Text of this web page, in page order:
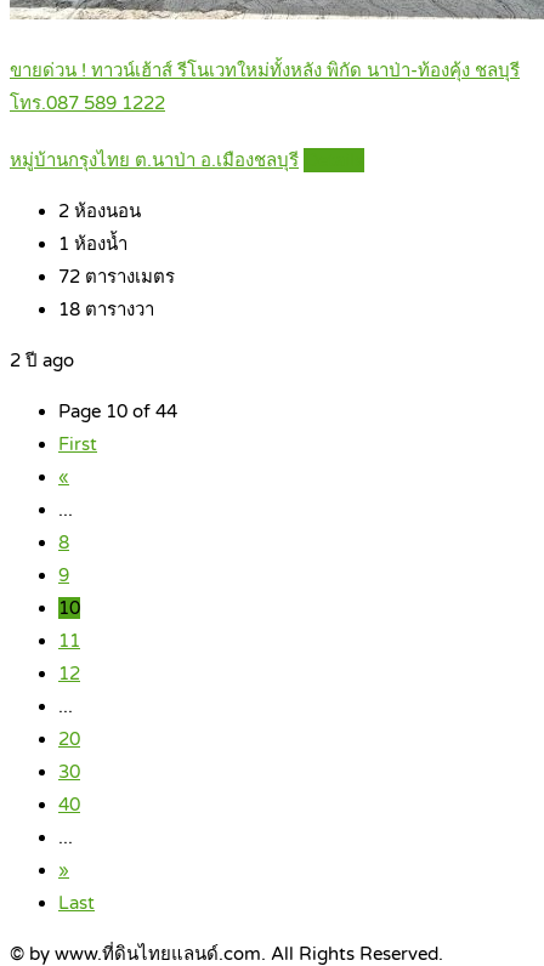
ขายด่วน ! ทาวน์เฮ้าส์ รีโนเวทใหม่ทั้งหลัง พิกัด นาป่า-ท้องคุ้ง ชลบุรี
โทร.087 589 1222
หมู่บ้านกรุงไทย ต.นาป่า อ.เมืองชลบุรี
2 ห้องนอน
1 ห้องน้ำ
72 ตารางเมตร
18 ตารางวา
2 ปี ago
Page 10 of 44
First
«
...
8
9
10
11
12
...
20
30
40
...
»
Last
© by www.ที่ดินไทยแลนด์.com. All Rights Reserved.